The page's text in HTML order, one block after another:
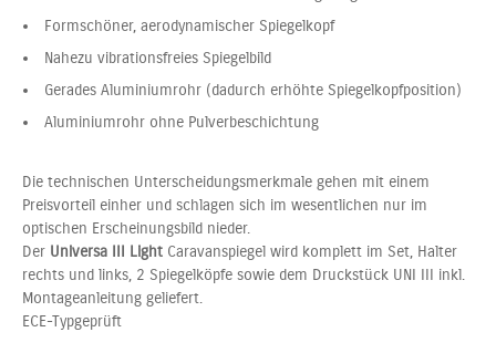
Formschöner, aerodynamischer Spiegelkopf
Nahezu vibrationsfreies Spiegelbild
Gerades Aluminiumrohr (dadurch erhöhte Spiegelkopfposition)
Aluminiumrohr ohne Pulverbeschichtung
Die technischen Unterscheidungsmerkmale gehen mit einem
Preisvorteil einher und schlagen sich im wesentlichen nur im
optischen Erscheinungsbild nieder.
Der Universa III Light Caravanspiegel wird komplett im Set, Halter
rechts und links, 2 Spiegelköpfe sowie dem Druckstück UNI III inkl.
Montageanleitung geliefert.
ECE-Typgeprüft